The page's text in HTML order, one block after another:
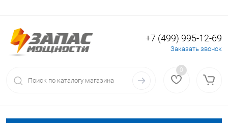
Вход Регистрация
+7 (499) 995-12-69
Заказать звонок
0